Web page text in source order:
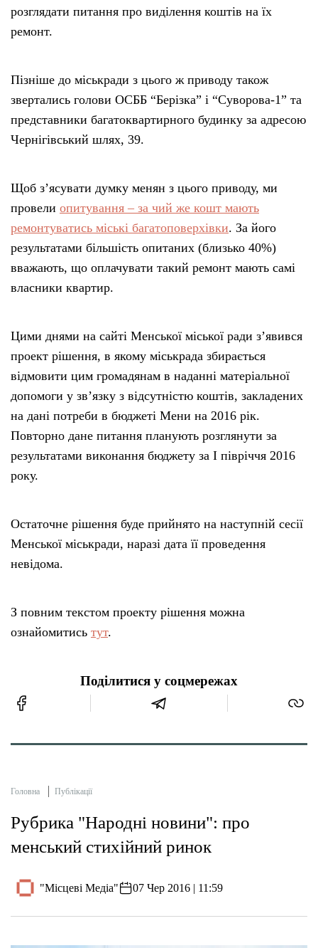
розглядати питання про виділення коштів на їх
ремонт.
Пізніше до міськради з цього ж приводу також
звертались голови ОСББ “Берізка” і “Суворова-1” та
представники багатоквартирного будинку за адресою
Чернігівський шлях, 39.
Щоб з’ясувати думку менян з цього приводу, ми
провели опитування – за чий же кошт мають
ремонтуватись міські багатоповерхівки. За його
результатами більшість опитаних (близько 40%)
вважають, що оплачувати такий ремонт мають самі
власники квартир.
Цими днями на сайті Менської міської ради з’явився
проект рішення, в якому міськрада збирається
відмовити цим громадянам в наданні матеріальної
допомоги у зв’язку з відсутністю коштів, закладених
на дані потреби в бюджеті Мени на 2016 рік.
Повторно дане питання планують розглянути за
результатами виконання бюджету за І півріччя 2016
року.
Остаточне рішення буде прийнято на наступній сесії
Менської міськради, наразі дата її проведення
невідома.
З повним текстом проекту рішення можна
ознайомитись тут.
Поділитися у соцмережах
Головна Публікації
Рубрика "Народні новини": про
менський стихійний ринок
"Місцеві Медіа" 07 Чер 2016 | 11:59